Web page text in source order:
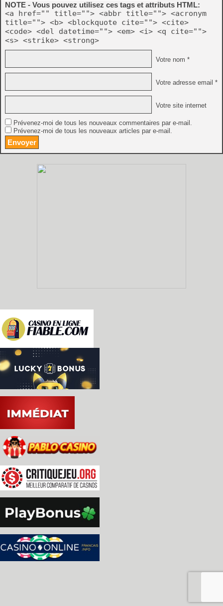
NOTE - Vous pouvez utilisez ces tags et attributs HTML:
<a href="" title=""> <abbr title=""> <acronym
title=""> <b> <blockquote cite=""> <cite>
<code> <del datetime=""> <em> <i> <q cite="">
<s> <strike> <strong>
Votre nom *
Votre adresse email *
Votre site internet
Prévenez-moi de tous les nouveaux commentaires par e-mail.
Prévenez-moi de tous les nouveaux articles par e-mail.